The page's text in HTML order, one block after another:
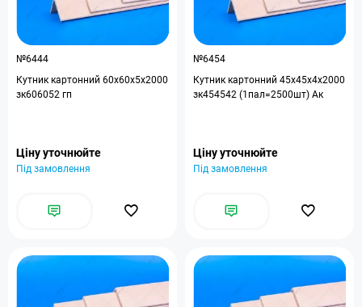
№6444
Кутник картонний 60x60x5x2000
зк606052 гп
Ціну уточнюйте
Під замовлення
№6454
Кутник картонний 45х45х4х2000
зк454542 (1пал=2500шт) Ак
Ціну уточнюйте
Під замовлення